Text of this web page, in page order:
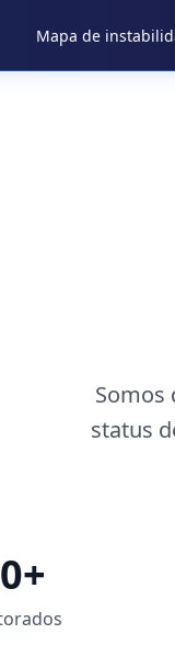
Mapa de
Somos
status